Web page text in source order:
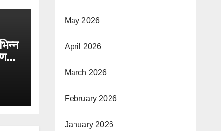
May 2026
April 2026
March 2026
February 2026
January 2026